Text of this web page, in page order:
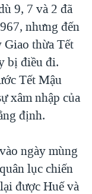
9, 7 và 2 đã
nhưng đến
thừa Tết
bị điều đi.
Tết Mậu
xâm nhập của
định.
ngày mùng
lục chiến
được Huế và